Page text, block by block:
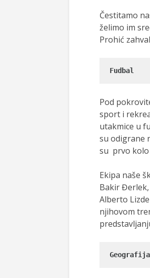
Čestitamo
želimo im
Prohić
Fudbal
Pod
sport i
utakmice u
su odigrane
su prvo kolo
Ekipa naše
Bakir Đerlek,
Alberto
njihovom
Geografija